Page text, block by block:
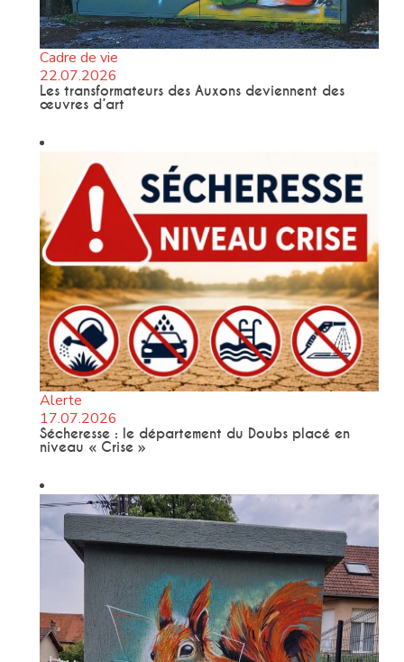
Cadre de vie
22.07.2026
Les transformateurs des Auxons deviennent des
œuvres d’art
Alerte
17.07.2026
Sécheresse : le département du Doubs placé en
niveau « Crise »